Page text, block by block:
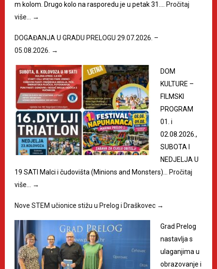
m kolom. Drugo kolo na rasporedu je u petak 31.… Pročitaj
više… →
DOGAĐANJA U GRADU PRELOGU 29.07.2026. –
05.08.2026. →
DOM
KULTURE –
FILMSKI
PROGRAM
01. i
02.08.2026.,
SUBOTA I
NEDJELJA U
19 SATI Malci i čudovišta (Minions and Monsters)… Pročitaj
više… →
Nove STEM učionice stižu u Prelog i Draškovec →
Grad Prelog
nastavlja s
ulaganjima u
obrazovanje i